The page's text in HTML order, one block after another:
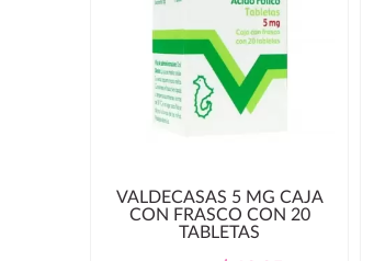
VALDECASAS 5 MG CAJA
CON FRASCO CON 20
TABLETAS